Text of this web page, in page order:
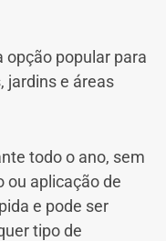
popular para
jardins e áreas
todo o ano, sem
ou aplicação de
e pode ser
tipo de